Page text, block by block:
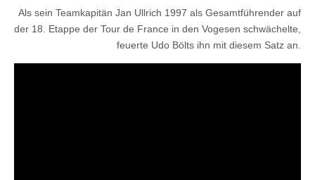
Als sein Teamkapitän Jan Ullrich 1997 als Gesamtführender auf
der 18. Etappe der Tour de France in den Vogesen schwächelte,
feuerte Udo Bölts ihn mit diesem Satz an.